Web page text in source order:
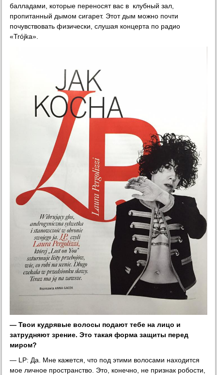
балладами, которые переносят вас в клубный зал,
пропитанный дымом сигарет. Этот дым можно почти
почувствовать физически, слушая концерта по радио
«Trójka».
— Твои кудрявые волосы подают тебе на лицо и
затрудняют зрение. Это такая форма защиты перед
миром?
— LP: Да. Мне кажется, что под этими волосами находится
мое личное пространство. Это, конечно, не признак робости,